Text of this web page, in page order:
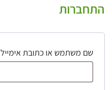
התחברות
שם משתמש או כתובת אימייל